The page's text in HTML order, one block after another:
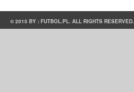
© 2015 BY : FUTBOL.PL. ALL RIGHTS RESERVED.